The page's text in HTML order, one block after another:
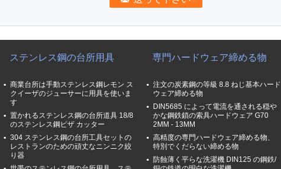
ステンレス鋼の台所用具
商業台所は手動ステンレス鋼レモン ス
クイーザのジューサーに用具を使いま
す
置かれるステンレス鋼の台所道具 18/8
のステンレス鋼ピザ カッター
304 ステンレス鋼の台所工具セットの
レストランのための頑丈なニンニク絞
り器
専門ハードウェア締める物
注文の炭素鋼の等級 8.8 ねじ基本ハード
ウェア締める物
DIN5685 によって電流を通される穏や
かな鋼鉄鎖の索具ハードウェア G70
2MM - 13MM
高精度の専門ハードウェア締める物、
特別でくだらない締める物
防蝕薄く平らな洗濯機 DIN125 の鋼鉄/